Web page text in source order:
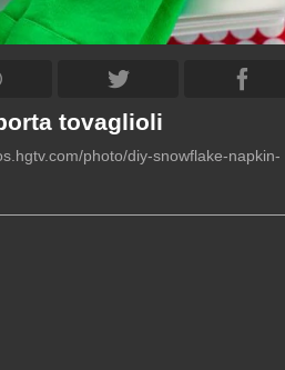
tovaglioli
photo/diy-snowflake-napkin-